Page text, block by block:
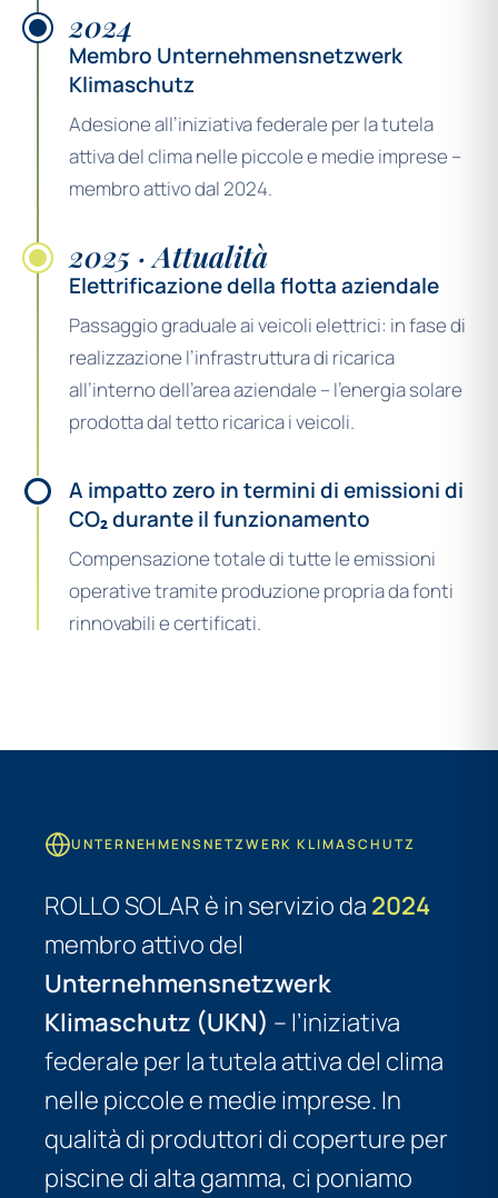
2024
Membro Unternehmensnetzwerk
Klimaschutz
Adesione all’iniziativa federale per la tutela
attiva del clima nelle piccole e medie imprese –
membro attivo dal 2024.
2025 · Attualità
Elettrificazione della flotta aziendale
Passaggio graduale ai veicoli elettrici: in fase di
realizzazione l’infrastruttura di ricarica
all’interno dell’area aziendale – l’energia solare
prodotta dal tetto ricarica i veicoli.
A impatto zero in termini di emissioni di
CO₂ durante il funzionamento
Compensazione totale di tutte le emissioni
operative tramite produzione propria da fonti
rinnovabili e certificati.
UNTERNEHMENSNETZWERK KLIMASCHUTZ
ROLLO SOLAR è in servizio da 2024
membro attivo del
Unternehmensnetzwerk
Klimaschutz (UKN) – l’iniziativa
federale per la tutela attiva del clima
nelle piccole e medie imprese. In
qualità di produttori di coperture per
piscine di alta gamma, ci poniamo